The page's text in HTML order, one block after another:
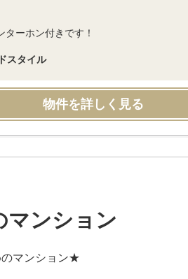
ーホン付きです！
スタイル
物件を詳しく見る
マンション
マンション★